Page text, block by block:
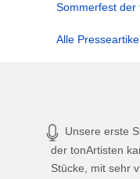
Sommerfest der
Alle
Unsere erste
der tonArtisten
Stücke, mit sehr